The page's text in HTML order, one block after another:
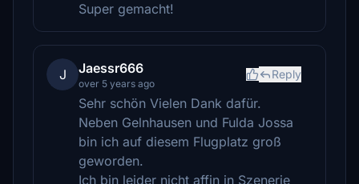
Super gemacht!
J Jaessr666
over 5 years ago
Reply
Sehr schön Vielen Dank dafür.
Neben Gelnhausen und Fulda Jossa
bin ich auf diesem Flugplatz groß
geworden.
Ich bin leider nicht affin in Szenerie